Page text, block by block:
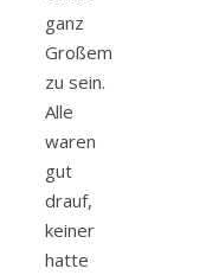
ganz
Großem
zu sein.
Alle
waren
gut
drauf,
keiner
hatte